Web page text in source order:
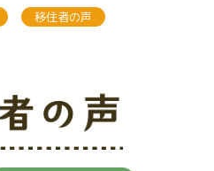
移住者の声